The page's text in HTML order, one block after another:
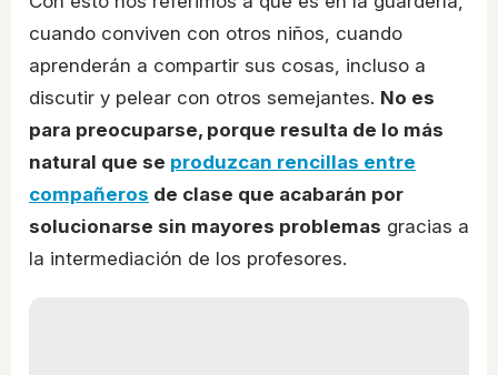
cuando conviven con otros niños, cuando
aprenderán a compartir sus cosas, incluso a
discutir y pelear con otros semejantes. No es
para preocuparse, porque resulta de lo más
natural que se produzcan rencillas entre
compañeros de clase que acabarán por
solucionarse sin mayores problemas gracias a
la intermediación de los profesores.